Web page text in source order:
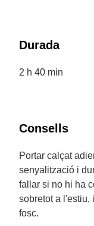
Durada
2 h 40 min
Consells
Portar calçat
senyalització i
fallar si no hi ha
sobretot a l'estiu,
fosc.